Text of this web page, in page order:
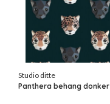
Studio ditte
Panthera behang donker